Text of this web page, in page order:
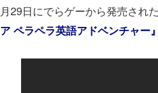
月29日にでらゲーから発売され
ア ペラペラ英語アドベンチャー』